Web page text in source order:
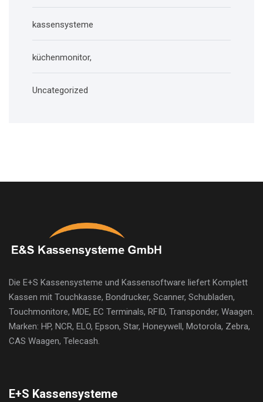
kassensysteme
küchenmonitor,
Uncategorized
Die E+S Kassensysteme und Kassensoftware liefert Komplett
Kassen mit Touchkasse, Bondrucker, Scanner, Schubladen,
Touchmonitore, MDE, EC Terminals, RFID, Transponder, Waagen.
Marken: HP, NCR, ELO, Epson, Star, Honeywell, Motorola, Zebra,
CAS Waagen, Telecash.
E+S Kassensysteme